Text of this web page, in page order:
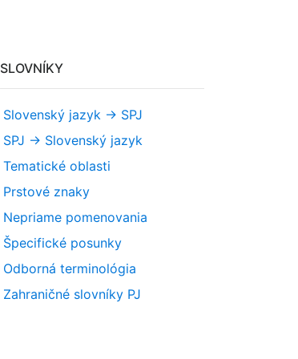
SLOVNÍKY
Slovenský jazyk -> SPJ
SPJ -> Slovenský jazyk
Tematické oblasti
Prstové znaky
Nepriame pomenovania
Špecifické posunky
Odborná terminológia
Zahraničné slovníky PJ